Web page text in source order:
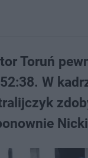
Toruń
W